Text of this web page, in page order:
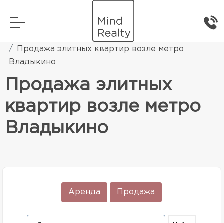
Элитная жилая недвижимость
Продажа элитных квартир возле метро
Владыкино
Продажа элитных
квартир возле метро
Владыкино
Аренда Продажа